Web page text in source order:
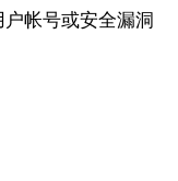
帐号或安全漏洞